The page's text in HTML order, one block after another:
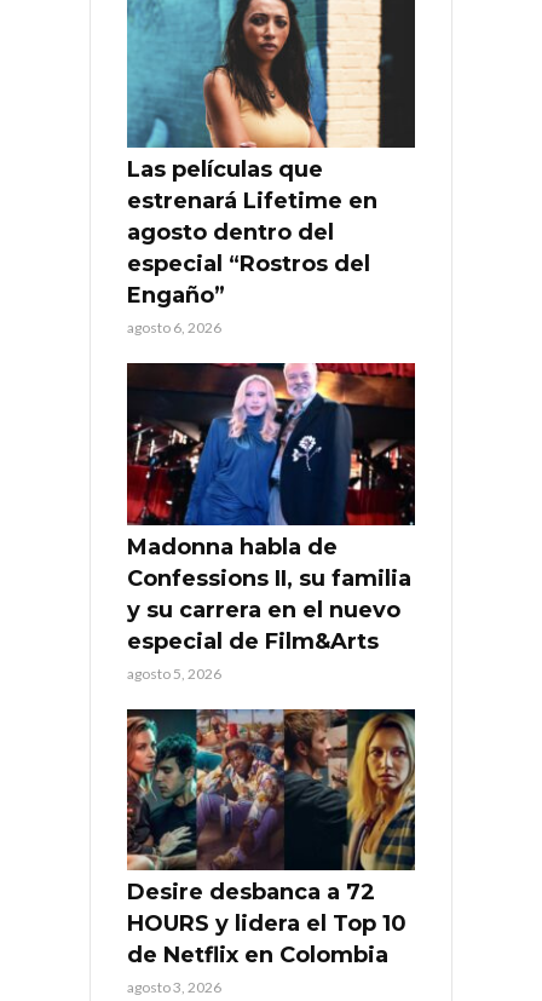
Las películas que
estrenará Lifetime en
agosto dentro del
especial “Rostros del
Engaño”
agosto 6, 2026
Madonna habla de
Confessions II, su familia
y su carrera en el nuevo
especial de Film&Arts
agosto 5, 2026
Desire desbanca a 72
HOURS y lidera el Top 10
de Netflix en Colombia
agosto 3, 2026